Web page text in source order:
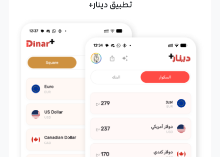
تطبيق دينار+